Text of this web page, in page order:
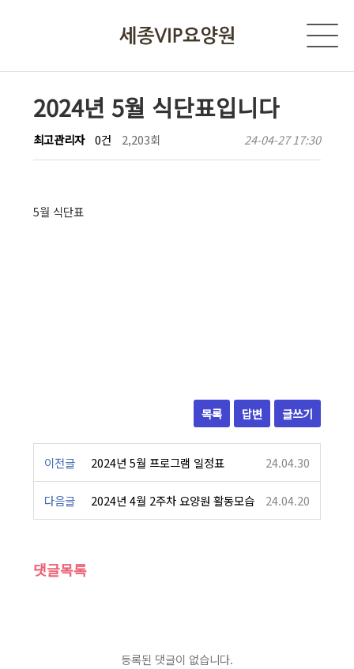
2024년 5월 식단표입니다
최고관리자 0건 2,203회 24-04-27 17:30
5월 식단표
목록 답변 글쓰기
이전글 2024년 5월 프로그램 일정표 24.04.30
다음글 2024년 4월 2주차 요양원 활동모습 24.04.20
댓글목록
등록된 댓글이 없습니다.